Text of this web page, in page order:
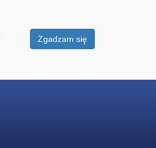
Zgadzam się